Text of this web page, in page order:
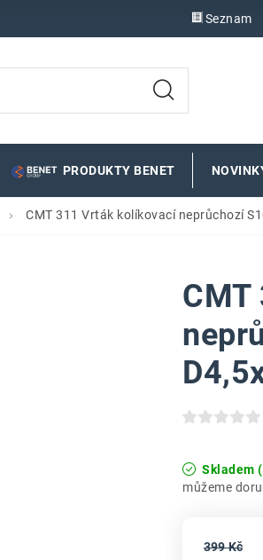
Seznam
PRODUKTY BENET
CMT 311 Vrták kolíkovací neprůchozí
Skladem
399 Kč